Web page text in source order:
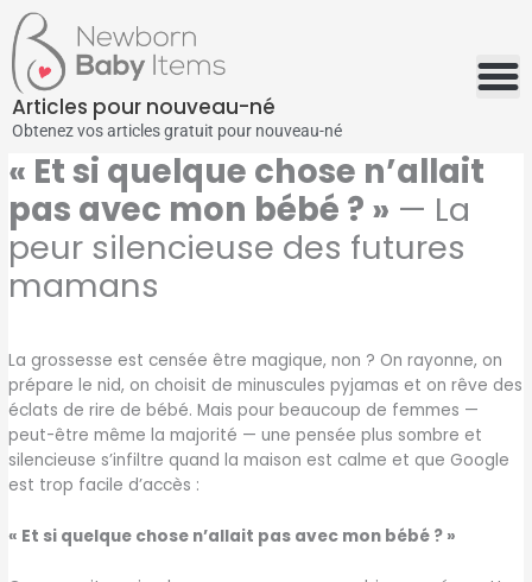
Aller
au
contenu
Articles pour nouveau-né
Obtenez vos articles gratuit pour nouveau-né
« Et si quelque chose n’allait
pas avec mon bébé ? » — La
peur silencieuse des futures
mamans
La grossesse est censée être magique, non ? On rayonne, on
prépare le nid, on choisit de minuscules pyjamas et on rêve des
éclats de rire de bébé. Mais pour beaucoup de femmes —
peut-être même la majorité — une pensée plus sombre et
silencieuse s’infiltre quand la maison est calme et que Google
est trop facile d’accès :
« Et si quelque chose n’allait pas avec mon bébé ? »